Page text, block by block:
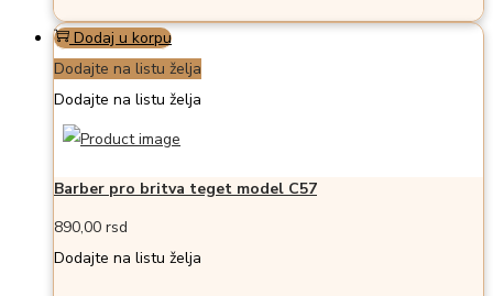
Dodaj u korpu
Dodajte na listu želja
Dodajte na listu želja
Barber pro britva teget model C57
890,00 rsd
Dodajte na listu želja